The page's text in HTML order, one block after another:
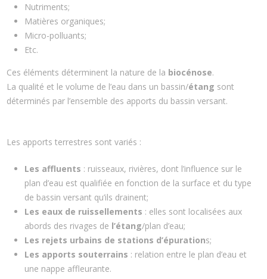
Nutriments;
Matières organiques;
Micro-polluants;
Etc.
Ces éléments déterminent la nature de la biocénose.
La qualité et le volume de l’eau dans un bassin/étang sont
déterminés par l’ensemble des apports du bassin versant.
Les apports terrestres sont variés :
Les affluents : ruisseaux, rivières, dont l’influence sur le
plan d’eau est qualifiée en fonction de la surface et du type
de bassin versant qu’ils drainent;
Les eaux de ruissellements : elles sont localisées aux
abords des rivages de l’étang/plan d’eau;
Les rejets urbains de stations d’épurations;
Les apports souterrains : relation entre le plan d’eau et
une nappe affleurante.